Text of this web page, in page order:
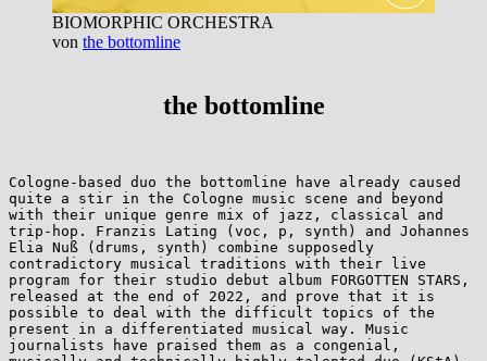
BIOMORPHIC ORCHESTRA
von the bottomline
the bottomline
Cologne-based duo the bottomline have already caused
quite a stir in the Cologne music scene and beyond
with their unique genre mix of jazz, classical and
trip-hop. Franzis Lating (voc, p, synth) and Johannes
Elia Nuß (drums, synth) combine supposedly
contradictory musical traditions with their live
program for their studio debut album FORGOTTEN STARS,
released at the end of 2022, and prove that it is
possible to deal with the difficult topics of the
present in a differentiated musical way. Music
journalists have praised them as a congenial,